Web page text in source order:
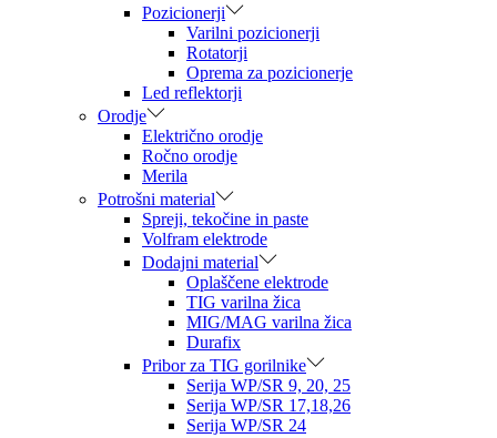
Pozicionerji
Varilni pozicionerji
Rotatorji
Oprema za pozicionerje
Led reflektorji
Orodje
Električno orodje
Ročno orodje
Merila
Potrošni material
Spreji, tekočine in paste
Volfram elektrode
Dodajni material
Oplaščene elektrode
TIG varilna žica
MIG/MAG varilna žica
Durafix
Pribor za TIG gorilnike
Serija WP/SR 9, 20, 25
Serija WP/SR 17,18,26
Serija WP/SR 24